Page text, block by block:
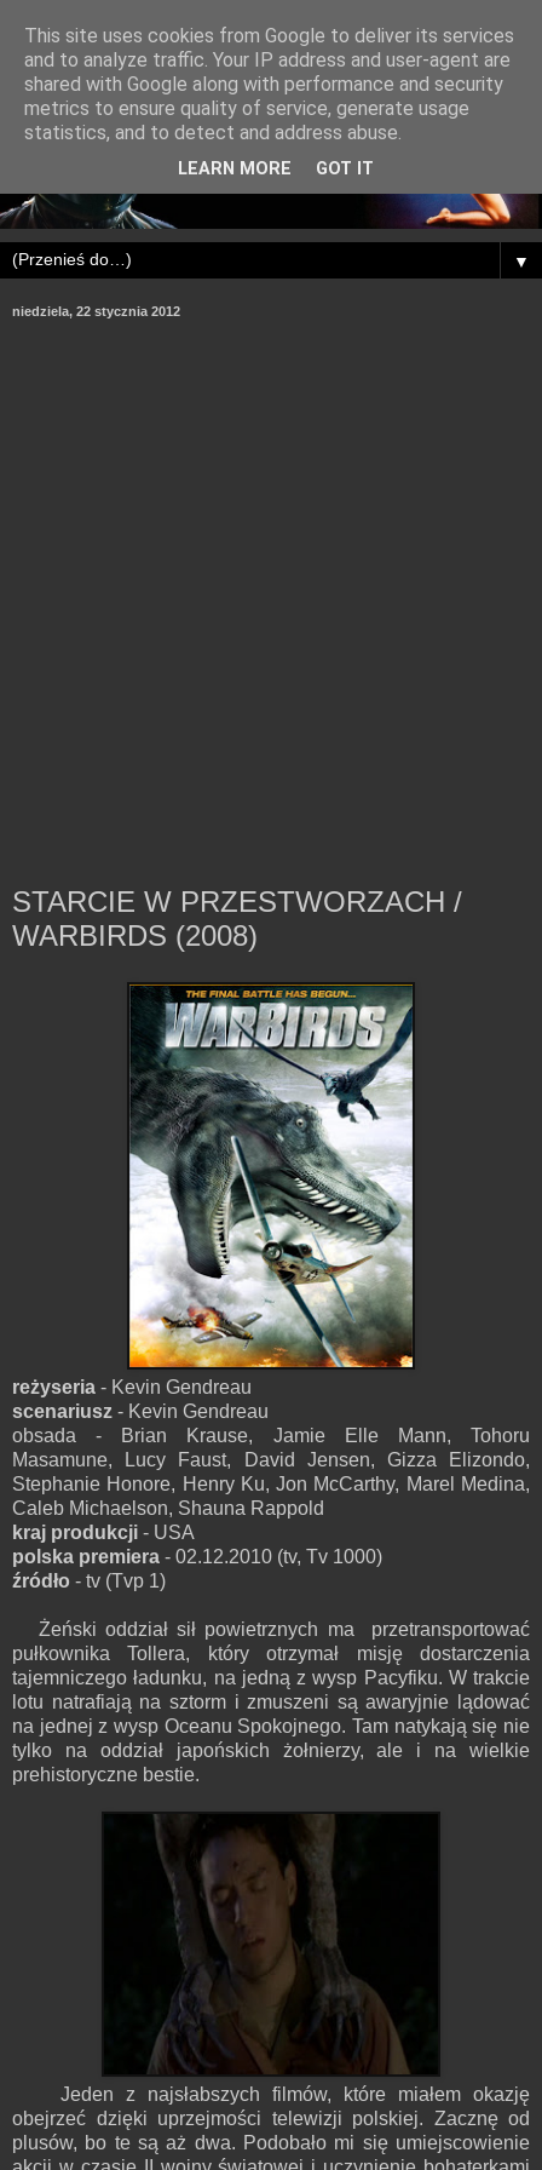
▼
niedziela, 22 stycznia 2012
STARCIE W PRZESTWORZACH /
WARBIRDS (2008)
reżyseria - Kevin Gendreau
scenariusz - Kevin Gendreau
obsada - Brian Krause, Jamie Elle Mann, Tohoru
Masamune, Lucy Faust, David Jensen, Gizza Elizondo,
Stephanie Honore, Henry Ku, Jon McCarthy, Marel Medina,
Caleb Michaelson, Shauna Rappold
kraj produkcji - USA
polska premiera - 02.12.2010 (tv, Tv 1000)
źródło - tv (Tvp 1)
Żeński oddział sił powietrznych ma przetransportować
pułkownika Tollera, który otrzymał misję dostarczenia
tajemniczego ładunku, na jedną z wysp Pacyfiku. W trakcie
lotu natrafiają na sztorm i zmuszeni są awaryjnie lądować
na jednej z wysp Oceanu Spokojnego. Tam natykają się nie
tylko na oddział japońskich żołnierzy, ale i na wielkie
prehistoryczne bestie.
Jeden z najsłabszych filmów, które miałem okazję
obejrzeć dzięki uprzejmości telewizji polskiej. Zacznę od
plusów, bo te są aż dwa. Podobało mi się umiejscowienie
This site uses cookies from Google to deliver its services
and to analyze traffic. Your IP address and user-agent are
shared with Google along with performance and security
metrics to ensure quality of service, generate usage
statistics, and to detect and address abuse.
LEARN MORE GOT IT